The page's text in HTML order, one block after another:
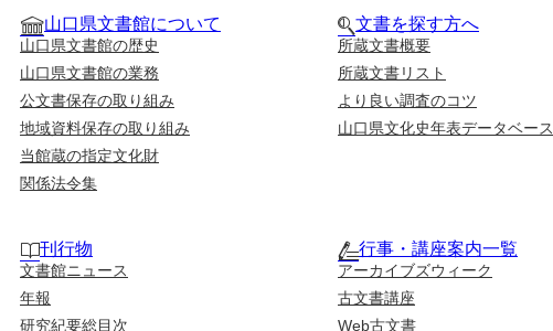
山口県文書館について
山口県文書館の歴史
山口県文書館の業務
公文書保存の取り組み
地域資料保存の取り組み
当館蔵の指定文化財
関係法令集
文書を探す方へ
所蔵文書概要
所蔵文書リスト
より良い調査のコツ
山口県文化史年表データベース
刊行物
文書館ニュース
年報
研究紀要総目次
行事・講座案内一覧
アーカイブズウィーク
古文書講座
Web古文書